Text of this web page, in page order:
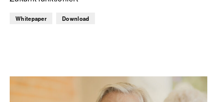
Whitepaper Download